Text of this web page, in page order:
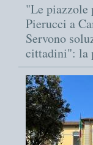
"Le
Pierucci a
Servono
cittadini": la